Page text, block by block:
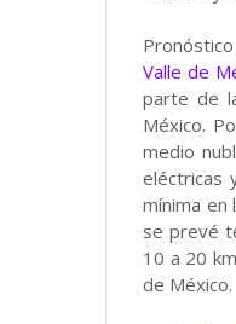
Valle de
parte de
México.
medio
eléctricas
mínima en
se prevé
10 a 20
de México.